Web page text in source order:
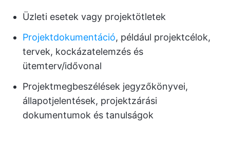
Üzleti esetek vagy projektötletek
Projektdokumentáció, például projektcélok,
tervek, kockázatelemzés és
ütemterv/idővonal
Projektmegbeszélések jegyzőkönyvei,
állapotjelentések, projektzárási
dokumentumok és tanulságok